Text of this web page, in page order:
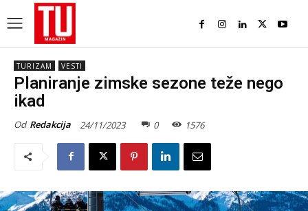
TURIZAM VESTI
Planiranje zimske sezone teže nego
ikad
Od Redakcija 24/11/2023 0 1576